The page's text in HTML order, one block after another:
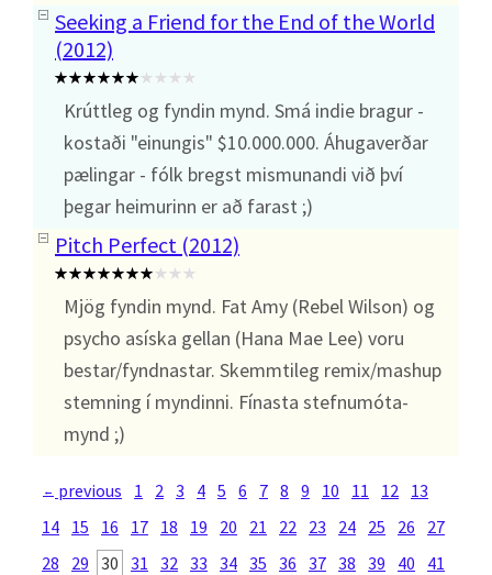
Seeking a Friend for the End of the World
(2012)
Krúttleg og fyndin mynd. Smá indie bragur -
kostaði "einungis" $10.000.000. Áhugaverðar
pælingar - fólk bregst mismunandi við því
þegar heimurinn er að farast ;)
Pitch Perfect (2012)
Mjög fyndin mynd. Fat Amy (Rebel Wilson) og
psycho asíska gellan (Hana Mae Lee) voru
bestar/fyndnastar. Skemmtileg remix/mashup
stemning í myndinni. Fínasta stefnumóta-
mynd ;)
← previous 1 2 3 4 5 6 7 8 9 10 11 12 13
14 15 16 17 18 19 20 21 22 23 24 25 26
27
28
29 30 31 32 33 34 35 36 37 38 39 40
41